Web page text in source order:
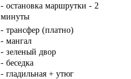
- остановка маршрутки - 2
минуты
- трансфер (платно)
- мангал
- зеленый двор
- беседка
- гладильная + утюг